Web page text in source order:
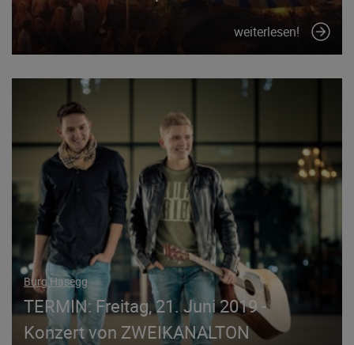
weiterlesen!
Burg Hasegg
TERMIN: Freitag, 21. Juni 2019 -
Konzert von ZWEIKANALTON